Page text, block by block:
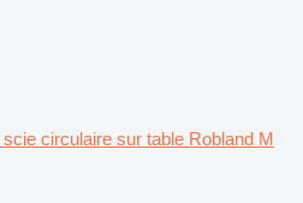
scie circulaire sur table Robland M